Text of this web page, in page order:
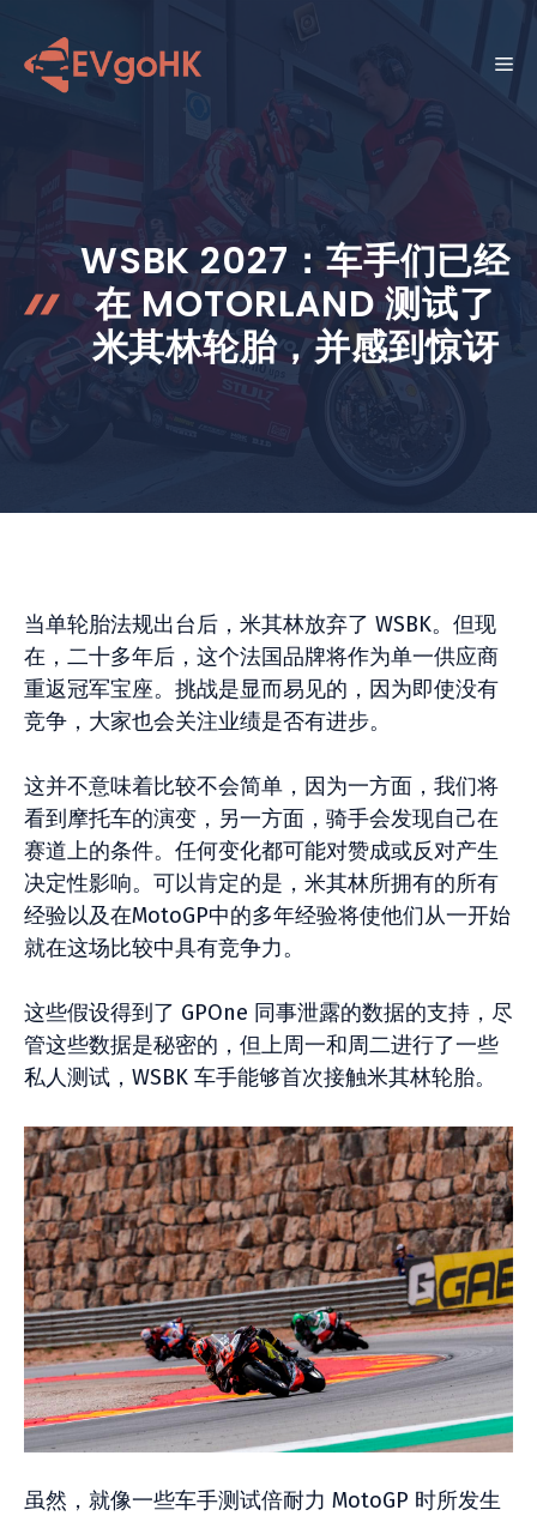
菜
WSBK 2027：车手们已经
在 MOTORLAND 测试了
米其林轮胎，并感到惊讶
当单轮胎法规出台后，米其林放弃了 WSBK。但现
在，二十多年后，这个法国品牌将作为单一供应商
重返冠军宝座。挑战是显而易见的，因为即使没有
竞争，大家也会关注业绩是否有进步。
这并不意味着比较不会简单，因为一方面，我们将
看到摩托车的演变，另一方面，骑手会发现自己在
赛道上的条件。任何变化都可能对赞成或反对产生
决定性影响。可以肯定的是，米其林所拥有的所有
经验以及在MotoGP中的多年经验将使他们从一开始
就在这场比较中具有竞争力。
这些假设得到了 GPOne 同事泄露的数据的支持，尽
管这些数据是秘密的，但上周一和周二进行了一些
私人测试，WSBK 车手能够首次接触米其林轮胎。
虽然，就像一些车手测试倍耐力 MotoGP 时所发生